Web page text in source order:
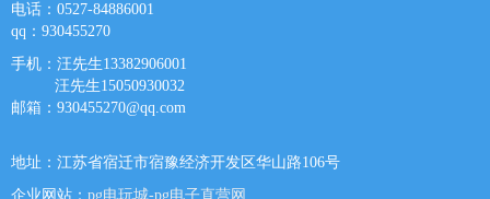
电话：0527-84886001
qq：930455270
手机：汪先生13382906001
汪先生15050930032
邮箱： 930455270@qq.com
地址：江苏省宿迁市宿豫经济开发区华山路106号
企业网站： pg电玩城-pg电子直营网